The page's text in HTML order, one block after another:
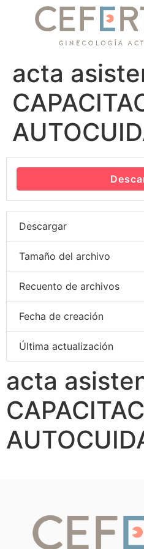
acta
Descargar
Tamaño del archivo
Recuento de archivos
Fecha de creación
Última actualización
acta